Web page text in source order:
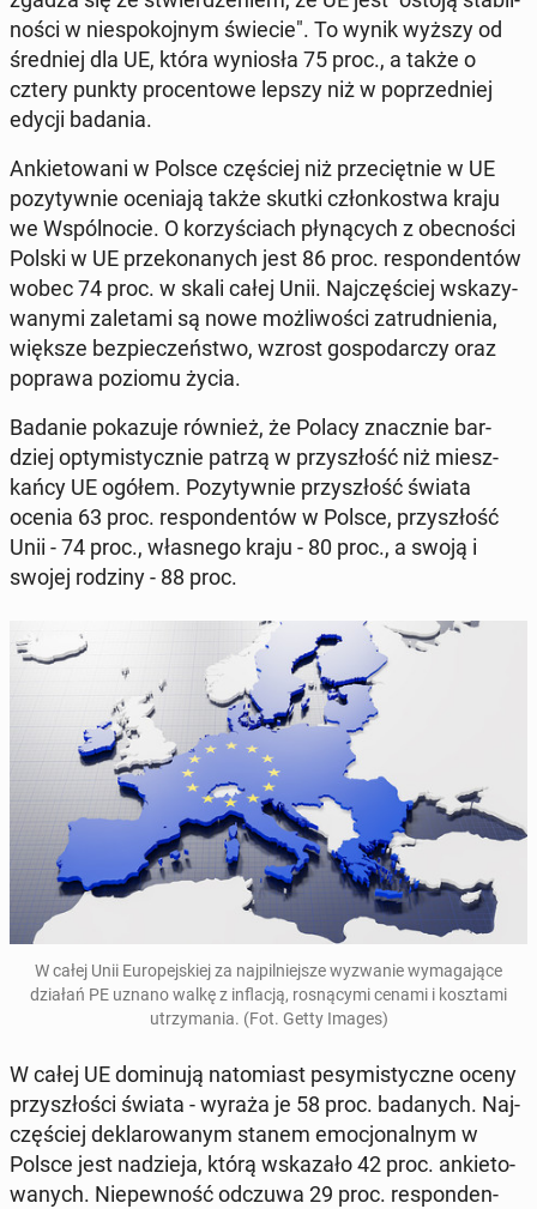
no­ści w nie­spo­koj­nym świecie". To wynik wyższy od
śred­niej dla UE, która wy­nio­sła 75 proc., a także o
cztery punkty pro­cen­to­we lepszy niż w po­przed­niej
edycji badania.
An­kie­to­wa­ni w Polsce czę­ściej niż prze­cięt­nie w UE
po­zy­tyw­nie oce­nia­ją także skutki człon­ko­stwa kraju
we Wspól­no­cie. O ko­rzy­ściach pły­ną­cych z obec­no­ści
Polski w UE prze­ko­na­nych jest 86 proc. re­spon­den­tów
wobec 74 proc. w skali całej Unii. Naj­czę­ściej wska­zy­
wa­ny­mi za­le­ta­mi są nowe moż­li­wo­ści za­trud­nie­nia,
większe bez­pie­czeń­stwo, wzrost go­spo­dar­czy oraz
poprawa poziomu życia.
Badanie po­ka­zu­je również, że Polacy znacz­nie bar­
dziej opty­mi­stycz­nie patrzą w przy­szłość niż miesz­
kań­cy UE ogółem. Po­zy­tyw­nie przy­szłość świata
ocenia 63 proc. re­spon­den­tów w Polsce, przy­szłość
Unii - 74 proc., wła­sne­go kraju - 80 proc., a swoją i
swojej rodziny - 88 proc.
W całej Unii Eu­ro­pej­skiej za naj­pil­niej­sze wy­zwa­nie wy­ma­ga­ją­ce
działań PE uznano walkę z in­fla­cją, ro­sną­cy­mi cenami i kosz­ta­mi
utrzy­ma­nia. (Fot. Getty Images)
W całej UE do­mi­nu­ją na­to­miast pe­sy­mi­stycz­ne oceny
przy­szło­ści świata - wyraża je 58 proc. ba­da­nych. Naj­
czę­ściej de­kla­ro­wa­nym stanem emo­cjo­nal­nym w
Polsce jest na­dzie­ja, którą wska­za­ło 42 proc. an­kie­to­
wa­nych. Nie­pew­ność odczuwa 29 proc. re­spon­den­